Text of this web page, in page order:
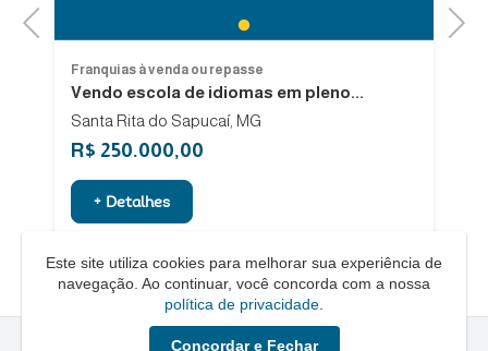
Previous 1
Franquias à venda ou repasse
Vendo escola de idiomas em pleno...
Santa Rita do Sapucaí, MG
R$ 250.000,00
+ Detalhes
Next
Este site utiliza cookies para melhorar sua experiência de
navegação. Ao continuar, você concorda com a nossa
política de privacidade
Concordar e Fechar